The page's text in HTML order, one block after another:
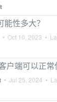
性多大？
• Oct 10, 2023 •
户端可以正常
• Jul 25, 2024 •